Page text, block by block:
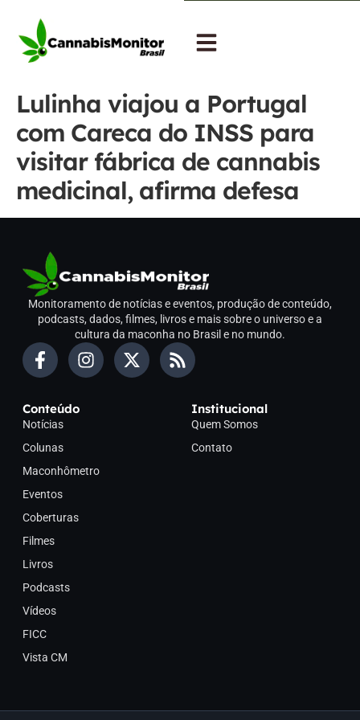
Lulinha viajou a Portugal
com Careca do INSS para
visitar fábrica de cannabis
medicinal, afirma defesa
Monitoramento de notícias e eventos, produção de conteúdo,
podcasts, dados, filmes, livros e mais sobre o universo e a
cultura da maconha no Brasil e no mundo.
Conteúdo
Notícias
Colunas
Maconhômetro
Eventos
Coberturas
Filmes
Livros
Podcasts
Vídeos
FICC
Vista CM
Institucional
Quem Somos
Contato